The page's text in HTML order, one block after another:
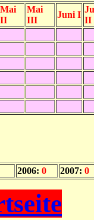
Mai
II
Mai
III
Juni I
II
2006: 0 2007: 0